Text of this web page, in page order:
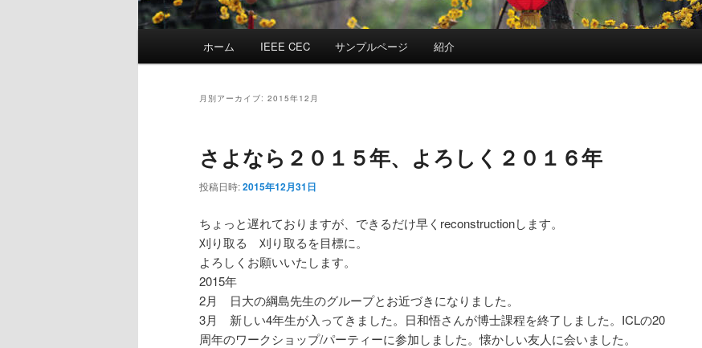
ホーム IEEE CEC サンプルページ 紹介
月別アーカイブ: 2015年12月
さよなら２０１５年、よろしく２０１６年
投稿日時:2015年12月31日
ちょっと遅れておりますが、できるだけ早くreconstructionします。
刈り取る 刈り取るを目標に。
よろしくお願いいたします。
2015年
2月 日大の綱島先生のグループとお近づきになりました。
3月 新しい4年生が入ってきました。日和悟さんが博士課程を終了しました。ICLの20
周年のワークショップ/パーティーに参加しました。懐かしい友人に会いました。